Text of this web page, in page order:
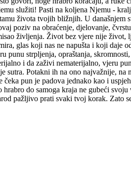
služiti! Pasti na koljena Njemu -
života tvojih bližnjih. U današnjem
poziv na obraćenje, djelovanje,
življenja. Život bez vjere nije
glas koji nas ne napušta i koji daje
strpljenja, opraštanja,
i da zaživi nematerijalno, vjeru
Potakni ih na ono najvažnije,
pun je padova jednako kao i
do samoga kraja ne gubeći
pažljivo prati svaki tvoj korak. Zato